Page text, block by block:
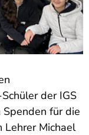
der IGS
Spenden für die
Lehrer Michael